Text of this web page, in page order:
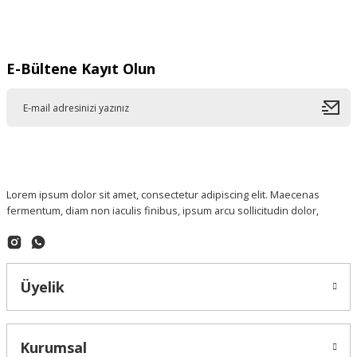
E-Bültene Kayıt Olun
Lorem ipsum dolor sit amet, consectetur adipiscing elit. Maecenas
fermentum, diam non iaculis finibus, ipsum arcu sollicitudin dolor,
Üyelik
Kurumsal